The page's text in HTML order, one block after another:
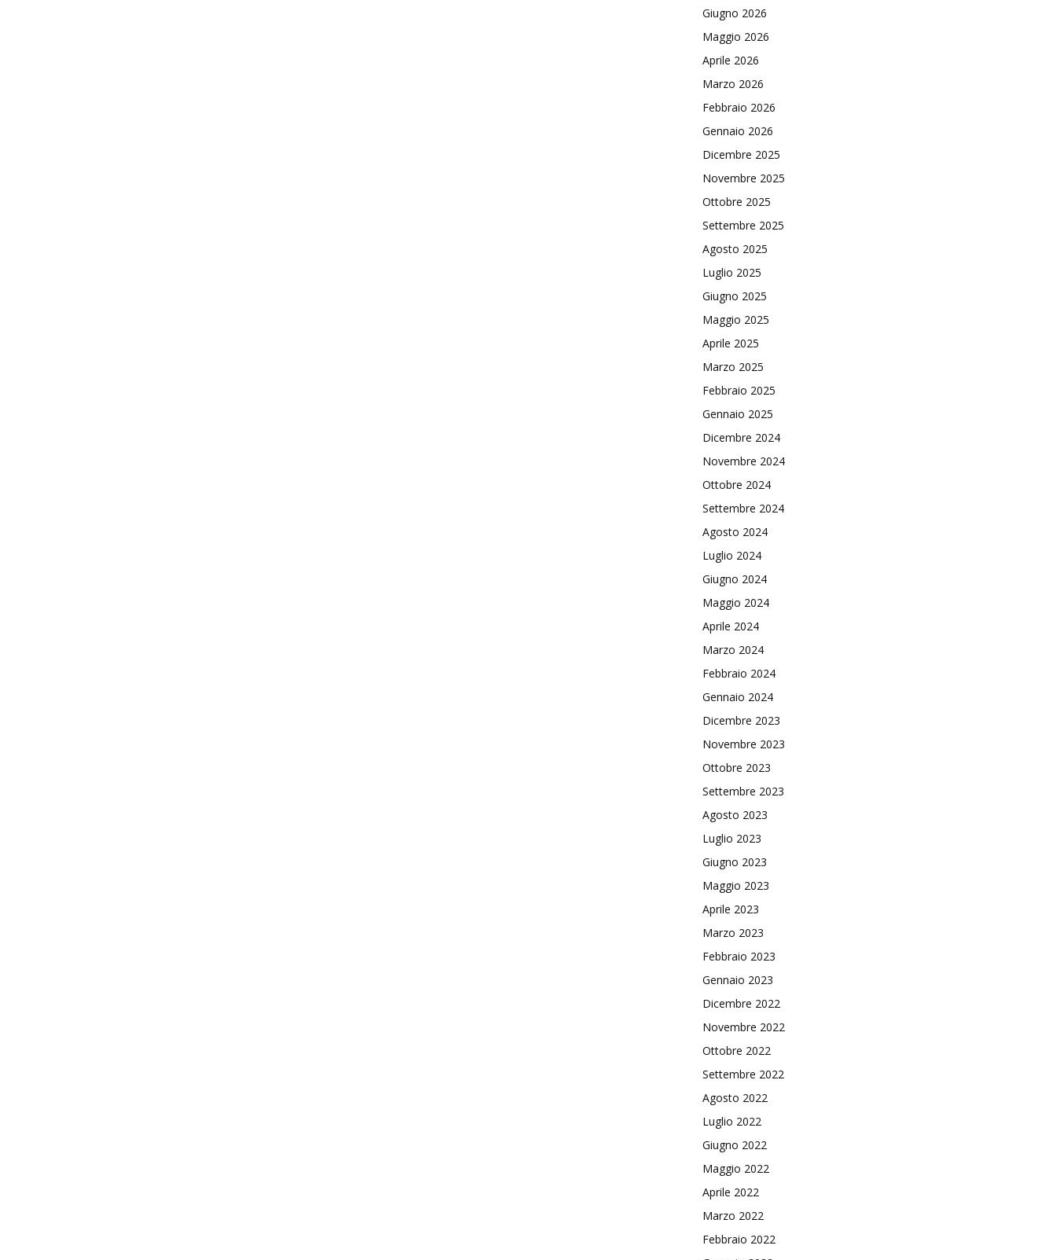
Giugno 2026
Maggio 2026
Aprile 2026
Marzo 2026
Febbraio 2026
Gennaio 2026
Dicembre 2025
Novembre 2025
Ottobre 2025
Settembre 2025
Agosto 2025
Luglio 2025
Giugno 2025
Maggio 2025
Aprile 2025
Marzo 2025
Febbraio 2025
Gennaio 2025
Dicembre 2024
Novembre 2024
Ottobre 2024
Settembre 2024
Agosto 2024
Luglio 2024
Giugno 2024
Maggio 2024
Aprile 2024
Marzo 2024
Febbraio 2024
Gennaio 2024
Dicembre 2023
Novembre 2023
Ottobre 2023
Settembre 2023
Agosto 2023
Luglio 2023
Giugno 2023
Maggio 2023
Aprile 2023
Marzo 2023
Febbraio 2023
Gennaio 2023
Dicembre 2022
Novembre 2022
Ottobre 2022
Settembre 2022
Agosto 2022
Luglio 2022
Giugno 2022
Maggio 2022
Aprile 2022
Marzo 2022
Febbraio 2022